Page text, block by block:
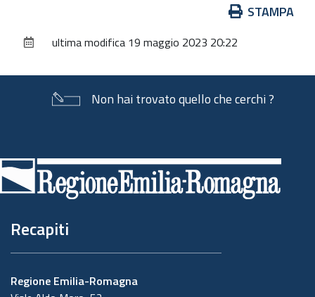
documento
STAMPA
ultima modifica 19 maggio 2023 20:22
Non hai trovato quello che cerchi ?
di
pagina
Recapiti
Regione Emilia-Romagna